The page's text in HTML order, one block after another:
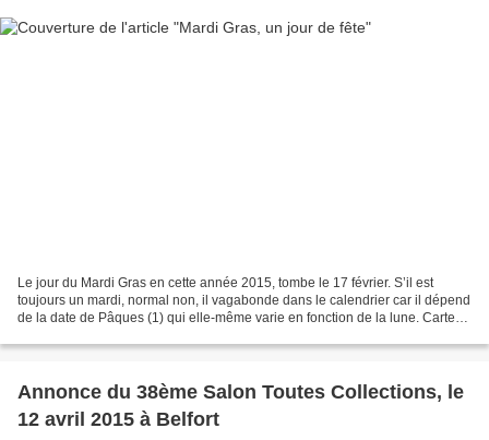
Le jour du Mardi Gras en cette année 2015, tombe le 17 février. S’il est
toujours un mardi, normal non, il vagabonde dans le calendrier car il dépend
de la date de Pâques (1) qui elle-même varie en fonction de la lune. Carte
Annonce du 38ème Salon Toutes Collections, le
12 avril 2015 à Belfort